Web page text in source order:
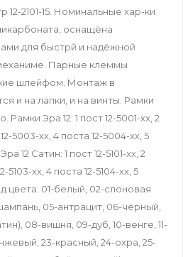
2101-15. Номинальные хар-ки
оснащёна
для быстрй и надёжной
Парные клеммы
шлейфом. Монтаж в
и на лапки, и на винты. Рамки
Эра 12: 1 пост 12-5001-хх, 2
5003-хх, 4 поста 12-5004-хх, 5
12 Сатин: 1 пост 12-5101-хх, 2
5103-хх, 4 поста 12-5104-хх, 5
цвета: 01-белый, 02-слоновая
05-антрацит, 06-чёрный,
08-вишня, 09-дуб, 10-венге, 11-
23-красный, 24-охра, 25-